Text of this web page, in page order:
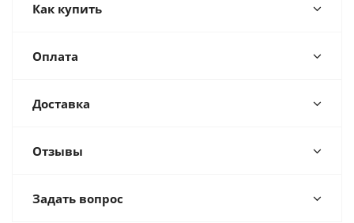
Как купить
Оплата
Доставка
Отзывы
Задать вопрос